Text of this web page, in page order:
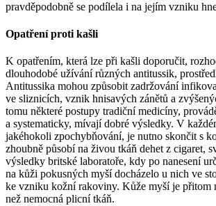
pravděpodobně se podílela i na jejím vzniku
Opatření proti kašli
K opatřením, která lze při kašli doporučit,
dlouhodobé užívání různých antitussik,
Antitussika mohou způsobit zadržování
ve sliznicích, vznik hnisavých zánětů a
tomu některé postupy tradiční medicíny,
a systematicky, mívají dobré výsledky. V
jakéhokoli zpochybňování, je nutno skončit s
zhoubně působí na živou tkáň dehet z cigaret,
výsledky britské laboratoře, kdy po nanesení
na kůži pokusných myší docházelo u nich ve
ke vzniku kožní rakoviny. Kůže myší je přitom
než nemocná plicní tkáň.